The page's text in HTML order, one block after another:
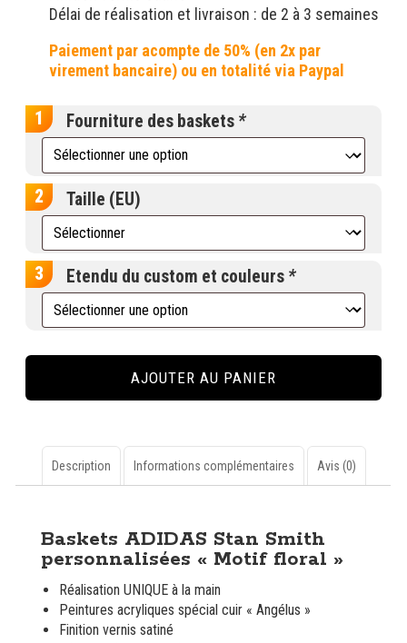
Délai de réalisation et livraison : de 2 à 3 semaines
Fourniture des baskets *
Taille (EU)
Etendu du custom et couleurs *
"Motif
sur
baskets
Adidas
AJOUTER AU PANIER
Description Informations complémentaires Avis (0)
Baskets ADIDAS Stan Smith
personnalisées « Motif floral »
Réalisation UNIQUE à la main
Peintures acryliques spécial cuir « Angélus »
Finition vernis satiné